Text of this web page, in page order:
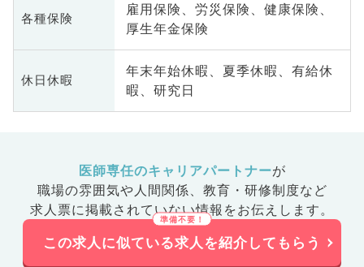
各種保険
雇用保険、労災保険、健康保険、
厚生年金保険
休日休暇
年末年始休暇、夏季休暇、有給休
暇、研究日
医師専任のキャリアパートナーが
職場の雰囲気や人間関係、 教育・研修制度など
求人票に掲載されていない情報をお伝えします。
この求人に似ている求人を紹介してもらう